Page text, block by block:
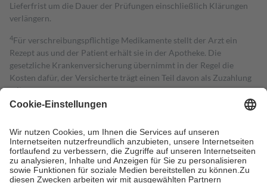
Lieferfrist um die Dauer der Prüfungen einschließlich Klärungen
verlängern.
4Für verschreibungspflichtige Medikamente stellt der Arzt ein
Rezept aus und der Patient erhält sie in der Apotheke. Die
gesetzliche Krankenversicherung übernimmt in der Regel die
Kosten dafür, der Versicherte trägt einen Teil davon als Zuzahlung
mit.
Grundsätzlich leisten Mitglieder Zuzahlungen in Höhe von zehn
höchstens zehn Euro.
Es sind jedoch nie mehr als die tatsächlichen
Kosten der Leistung zu entrichten.
Diese Regeln gelten grundsätzlich auch für Online-Apotheken.
Bei Heilmitteln und häuslicher Krankenpflege beträgt die
Zuzahlung zehn Prozent der Kosten sowie zehn Euro je